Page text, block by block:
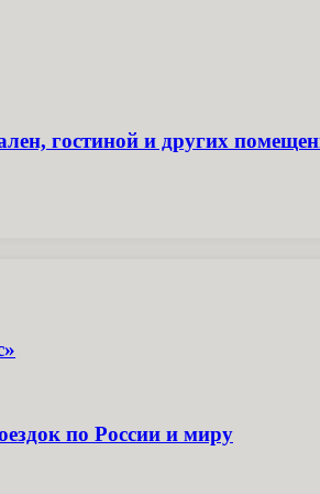
гостиной и других
по России и миру